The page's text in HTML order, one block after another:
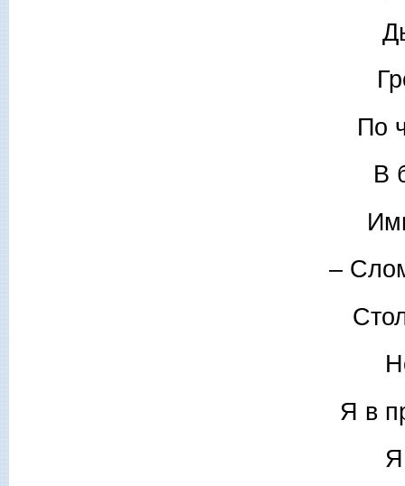
По
В
–
Я в
Я